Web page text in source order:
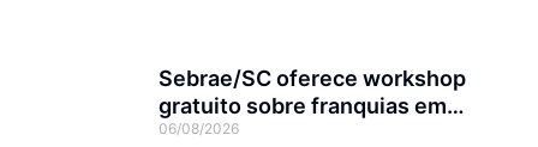
Sebrae/SC oferece workshop
gratuito sobre franquias em
Joinville
06/08/2026